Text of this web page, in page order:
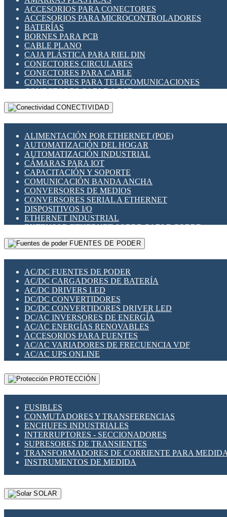
INDICADORES PARA PANEL
INTERFACES DE RELÉ
INTERRUPTORES FIN DE CARRERA
LLAVES CONMUTADORAS
MEDIDORES DE ENERGÍA Y TC'S DE CORRIENTE
MOTORES PASO A PASO
PANTALLAS HMI
PLC -CONTROLADORES LÓGICO PROGRAMABLES
PROGRAMADORES DE HORARIO
RELÉS DE PROTECCIÓN
SENSORES CAPACITIVOS
SENSORES INDUCTIVOS
TEMPORIZADORES
VARIACS
VARIADORES DE FRECUENCIA [VDF]
SECCIONADORES - INTERRUPTORES
MAQUINARIA
ACCESORIOS PARA CONECTORES
ACCESORIOS PARA MICROCONTROLADORES
BATERÍAS
BORNES PARA PCB
CABLE PLANO
CAJA PLÁSTICA PARA RIEL DIN
CONECTORES CIRCULARES
CONECTORES PARA CABLE
CONECTORES PARA TELECOMUNICACIONES
CONECTORES CABLE A PCB
CONECTORES PCB A CABLE
DIP SWITCHES
HERRAMIENTAS VARIAS
ILUMINACIÓN LED
INTERRUPTORES REED
INTERFACES DE RELÉ
OTROS RELÉS
PROTECCIÓN TÉRMICA
RELÉS AUTOMOTRICES
RELÉS DE SEÑAL
RELÉS DE ESTADO SÓLIDO SSR
RELÉS INDUSTRIALES
RELÉS MINIATURA DE POTENCIA
SENSORES MAGNÉTICOS
SWITCH Y MICROSWITCH
TARJETAS PI
UNIÓN Y DERIVACIÓN DE CABLE
CONECTIVIDAD
ALIMENTACIÓN POR ETHERNET (POE)
AUTOMATIZACIÓN DEL HOGAR
AUTOMATIZACIÓN INDUSTRIAL
CÁMARAS PARA IOT
CAPACITACIÓN Y SOPORTE
COMUNICACIÓN BANDA ANCHA
CONVERSORES DE MEDIOS
CONVERSORES SERIAL A ETHERNET
DISPOSITIVOS I/O
ETHERNET INDUSTRIAL
EXTENSOR ETHERNET SOBRE CABLE COBRE
GATEWAY LORAWAN
GESTIÓN DE REDES
PLACAS MODULARES IOT
SWITCHES Y REDES WIFI
SOLUCIONES IOT
SOLUCIONES LORAWAN
SOLUCIONES RED CELULAR
SEGURIDAD PARA REDES
SWITCHES LAN
TELEFONÍA IP (VOIP)
VIGILANCIA IP (CCTV)
MESHTASTIC
FUENTES DE PODER
AC/DC FUENTES DE PODER
AC/DC CARGADORES DE BATERÍA
AC/DC DRIVERS LED
DC/DC CONVERTIDORES
DC/DC CONVERTIDORES DRIVER LED
DC/AC INVERSORES DE ENERGÍA
AC/AC ENERGÍAS RENOVABLES
ACCESORIOS PARA FUENTES
AC/AC VARIADORES DE FRECUENCIA VDF
AC/AC UPS ONLINE
PROTECCIÓN
FUSIBLES
CONMUTADORES Y TRANSFERENCIAS
ENCHUFES INDUSTRIALES
INTERRUPTORES - SECCIONADORES
SUPRESORES DE TRANSIENTES
TRANSFORMADORES DE CORRIENTE PARA
INSTRUMENTOS DE MEDIDA
SOLAR